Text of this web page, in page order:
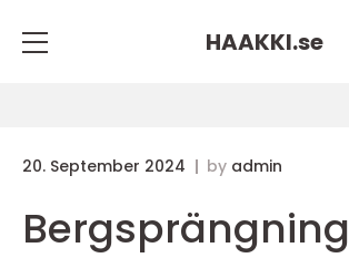
HAAKKI.se
20. September 2024 by admin
Bergsprängning